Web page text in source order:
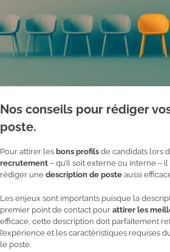
Nos conseils pour rédiger
poste.
Pour attirer les bons profils de candidats lors
recrutement – qu’il soit externe ou interne –
rédiger une description de poste aussi
Les enjeux sont importants puisque la
premier point de contact pour attirer les
efficace, cette description doit parfaitement
l’expérience et les caractéristiques requises
le poste.